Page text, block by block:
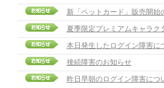
新「ペットカード」販売開始
夏季限定プレミアムキャラク
本日発生したログイン障害に
接続障害のお知らせ
昨日早朝のログイン障害につ